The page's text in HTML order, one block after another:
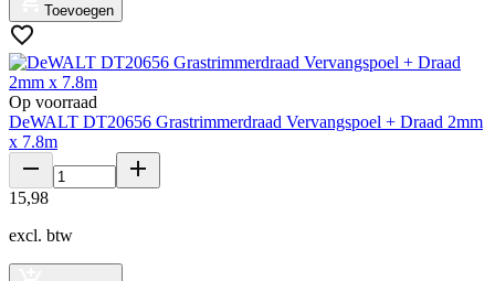
Toevoegen
Op voorraad
DeWALT DT20656 Grastrimmerdraad Vervangspoel + Draad 2mm
x 7.8m
15,98
excl. btw